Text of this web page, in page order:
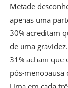
Metade
apenas uma
30% acreditam
de uma gravidez.
31% acham que
pós-menopausa